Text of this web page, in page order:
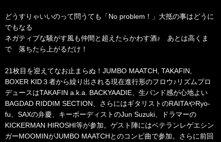
どうすりゃいいのって問うても「No problem！」大抵の事はどうに
でもなる
ネガティブな騒がす風も仲間と超えたらかわす酒♪ あとは高くま
で 落ちたら上がるだけ！
21枚目を迎えてなお止まらぬ！JUMBO MAATCH, TAKAFIN,
BOXER KID３者から繰り出される現在進行形のフロウ♪リズムプロ
デュースはTAKAFIN a.k.a. BACKYAADIE、生バンド感が心地よい
BAGDAD RIDDIM SECTION、さらにはギタリストのRAITAやRyo-
fu、SAXの弁慶、キーボーディストのJun Suzuki、ドラマーの
KICKERMAN HIROSHI等が参加。ゲスト陣にはベテランレゲエシン
ガーMOOMINがJUMBO MAATCHとのコンビ曲で参加。さらに前回